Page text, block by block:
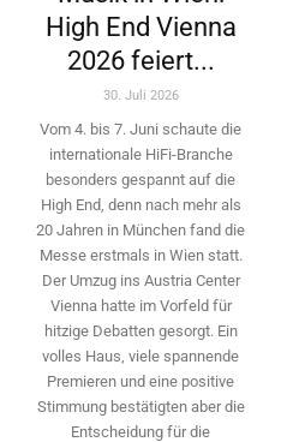
High End Vienna
2026 feiert...
30. Juli 2026
Vom 4. bis 7. Juni schaute die
internationale HiFi-Branche
besonders gespannt auf die
High End, denn nach mehr als
20 Jahren in München fand die
Messe erstmals in Wien statt.
Der Umzug ins Austria Center
Vienna hatte im Vorfeld für
hitzige Debatten gesorgt. Ein
volles Haus, viele spannende
Premieren und eine positive
Stimmung bestätigten aber die
Entscheidung für die